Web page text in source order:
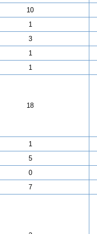
10
1
3
1
1
18
1
5
0
7